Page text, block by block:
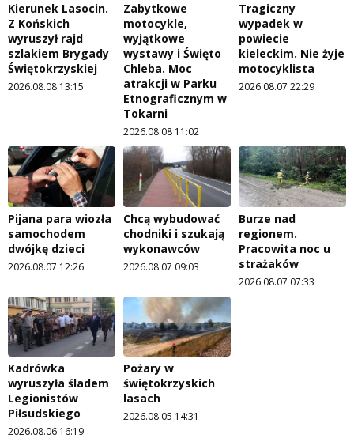
Kierunek Lasocin.
Z Końskich
wyruszył rajd
szlakiem Brygady
Świętokrzyskiej
2026.08.08 13:15
Zabytkowe
motocykle,
wyjątkowe
wystawy i Święto
Chleba. Moc
atrakcji w Parku
Etnograficznym w
Tokarni
2026.08.08 11:02
Tragiczny
wypadek w
powiecie
kieleckim. Nie żyje
motocyklista
2026.08.07 22:29
Pijana para wiozła
samochodem
dwójkę dzieci
2026.08.07 12:26
Chcą wybudować
chodniki i szukają
wykonawców
2026.08.07 09:03
Burze nad
regionem.
Pracowita noc u
strażaków
2026.08.07 07:33
Kadrówka
wyruszyła śladem
Legionistów
Piłsudskiego
2026.08.06 16:19
Pożary w
świętokrzyskich
lasach
2026.08.05 14:31